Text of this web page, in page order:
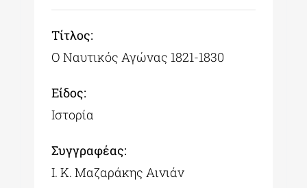
Tίτλος:
Ο Ναυτικός Αγώνας 1821-1830
Είδος:
Ιστορία
Συγγραφέας:
Ι. Κ. Μαζαράκης Αινιάν